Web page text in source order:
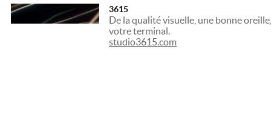
3615
De la qualité visuelle, une bonne
votre terminal.
studio3615.com